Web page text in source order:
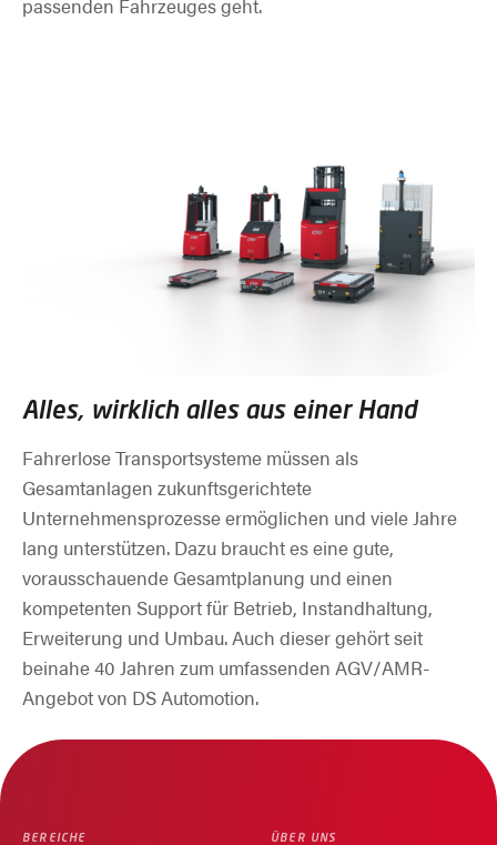
passenden Fahrzeuges geht.
Alles, wirklich alles aus einer Hand
Fahrerlose Transportsysteme müssen als
Gesamtanlagen zukunftsgerichtete
Unternehmensprozesse ermöglichen und viele Jahre
lang unterstützen. Dazu braucht es eine gute,
vorausschauende Gesamtplanung und einen
kompetenten Support für Betrieb, Instandhaltung,
Erweiterung und Umbau. Auch dieser gehört seit
beinahe 40 Jahren zum umfassenden AGV/AMR-
Angebot von DS Automotion.
BEREICHE ÜBER UNS